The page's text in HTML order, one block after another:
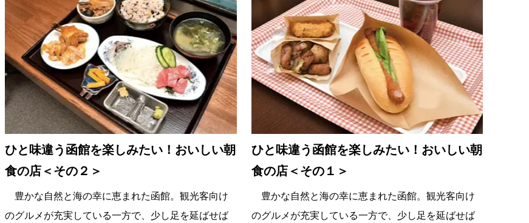
ひと味違う函館を楽しみたい！おいしい朝
食の店＜その２＞
豊かな自然と海の幸に恵まれた函館。観光客向け
のグルメが充実している一方で、少し足を延ばせば
ひと味違う函館を楽しみたい！おいしい朝
食の店＜その１＞
豊かな自然と海の幸に恵まれた函館。観光客向け
のグルメが充実している一方で、少し足を延ばせば